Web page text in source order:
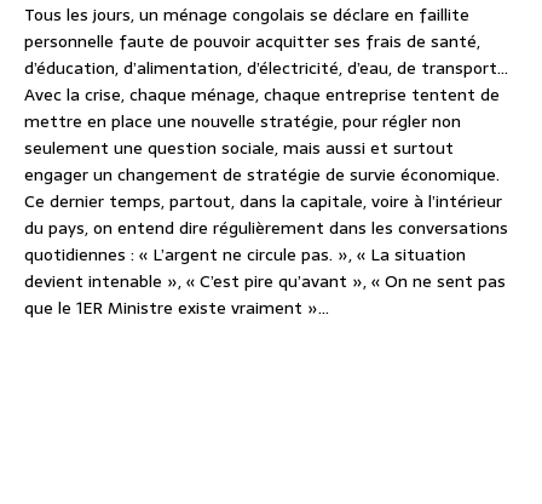
Tous les jours, un ménage congolais se déclare en faillite
personnelle faute de pouvoir acquitter ses frais de santé,
d’éducation, d’alimentation, d’électricité, d’eau, de transport…
Avec la crise, chaque ménage, chaque entreprise tentent de
mettre en place une nouvelle stratégie, pour régler non
seulement une question sociale, mais aussi et surtout
engager un changement de stratégie de survie économique.
Ce dernier temps, partout, dans la capitale, voire à l’intérieur
du pays, on entend dire régulièrement dans les conversations
quotidiennes : « L’argent ne circule pas. », « La situation
devient intenable », « C’est pire qu’avant », « On ne sent pas
que le 1ER Ministre existe vraiment »…